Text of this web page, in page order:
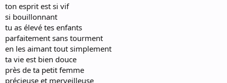
ton esprit est si vif
si bouillonnant
tu as élevé tes enfants
parfaitement sans tourment
en les aimant tout simplement
ta vie est bien douce
près de ta petit femme
précieuse et merveilleuse